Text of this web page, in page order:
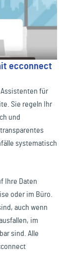
ecconnect
für
Sie regeln Ihr
und
systematisch
Ihre Daten
oder im Büro.
auch wenn
im
sind. Alle